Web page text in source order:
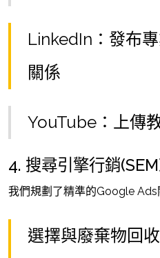
LinkedIn：發布
關係
YouTube：上傳
4. 搜尋引擎行銷
我們規劃了精準的Google Ads
選擇與廢棄物回